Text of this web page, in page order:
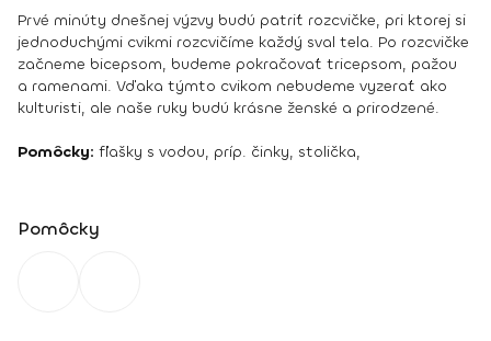
Prvé minúty dnešnej výzvy budú patriť rozcvičke, pri ktorej si
jednoduchými cvikmi rozcvičíme každý sval tela. Po rozcvičke
začneme bicepsom, budeme pokračovať tricepsom, pažou
a ramenami. Vďaka týmto cvikom nebudeme vyzerať ako
kulturisti, ale naše ruky budú krásne ženské a prirodzené.
Pomôcky: fľašky s vodou, príp. činky, stolička,
Pomôcky